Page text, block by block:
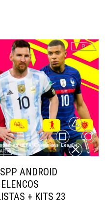
ANDROID
+ KITS 23